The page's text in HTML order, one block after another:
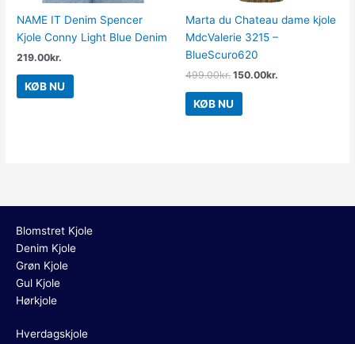
NAME IT Denim Spencer
Kjole Conny Light Blue Denim
219.00kr.
KØB NU
Marta du Chateau dame kjole
MdcValerie 3215 –
BlueScuro620
499.00kr. 150.00kr.
KØB NU
Blomstret Kjole
Denim Kjole
Grøn Kjole
Gul Kjole
Hørkjole
Hverdagskjole